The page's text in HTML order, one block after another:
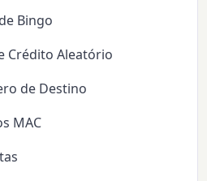
Bingo
Crédito Aleatório
de Destino
MAC